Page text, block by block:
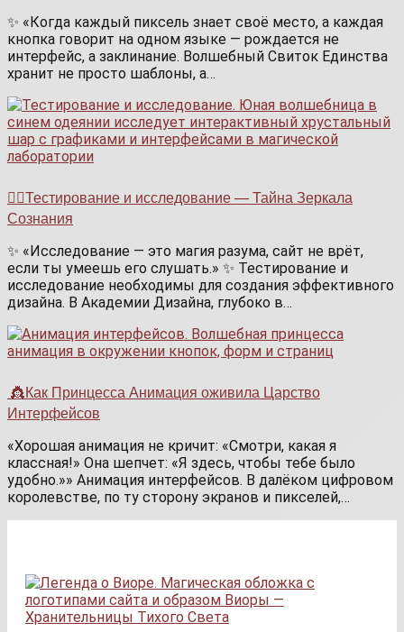
✨ «Когда каждый пиксель знает своё место, а каждая
кнопка говорит на одном языке — рождается не
интерфейс, а заклинание. Волшебный Свиток Единства
хранит не просто шаблоны, а…
🧙‍♂️Тестирование и исследование — Тайна Зеркала
Сознания
✨ «Исследование — это магия разума, сайт не врёт,
если ты умеешь его слушать.» ✨ Тестирование и
исследование необходимы для создания эффективного
дизайна. В Академии Дизайна, глубоко в…
👸Как Принцесса Анимация оживила Царство
Интерфейсов
«Хорошая анимация не кричит: «Смотри, какая я
классная!» Она шепчет: «Я здесь, чтобы тебе было
удобно.»» Анимация интерфейсов. В далёком цифровом
королевстве, по ту сторону экранов и пикселей,…